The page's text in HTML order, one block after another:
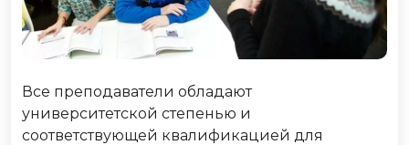
Все преподаватели обладают
университетской степенью и
соответствующей квалификацией для